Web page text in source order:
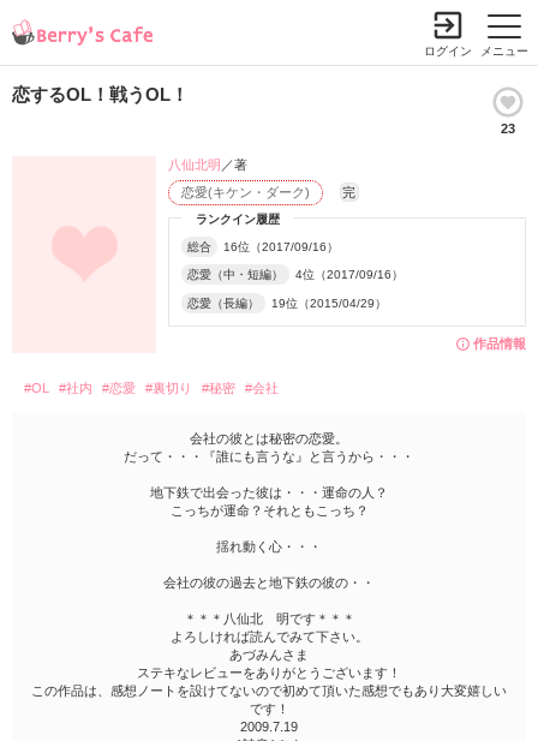
メニュー
ログイン
恋するOL！戦うOL！
23
作品情報
ランクイン履歴
総合 16位（2017/09/16）
恋愛（中・短編） 4位（2017/09/16）
恋愛（長編） 19位（2015/04/29）
恋愛(キケン・ダーク) 完
八仙北明 ／著
#OL #社内 #恋愛 #裏切り #秘密 #会社
会社の彼とは秘密の恋愛。
だって・・・『誰にも言うな』と言うから・・・
地下鉄で出会った彼は・・・運命の人？
こっちが運命？それともこっち？
揺れ動く心・・・
会社の彼の過去と地下鉄の彼の・・
＊＊＊八仙北 明です＊＊＊
よろしければ読んでみて下さい。
あづみんさま
ステキなレビューをありがとうございます！
この作品は、感想ノートを設けてないので初めて頂いた感想でもあり大変嬉しい
です！
2009.7.19